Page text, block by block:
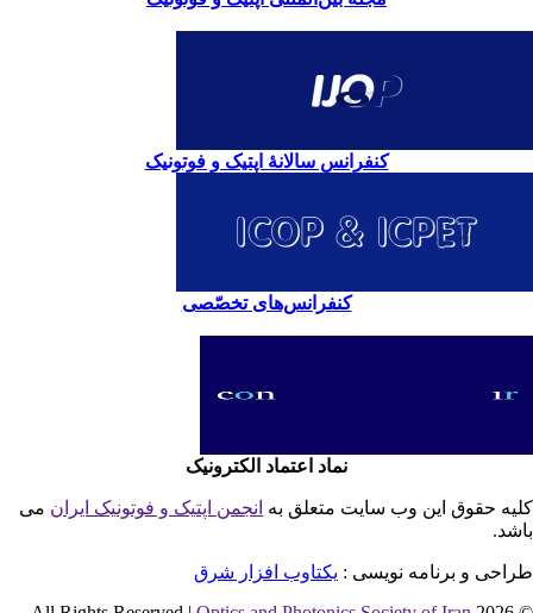
کنفرانس سالانۀ اپتیک و فوتونیک
کنفرانس‌های تخصّصی
نماد اعتماد الکترونیک
حقوق این وب سایت متعلق بهانجمن اپتیک و فوتونیک ایران می
و برنامه نویسی : یکتاوب افزار شرق